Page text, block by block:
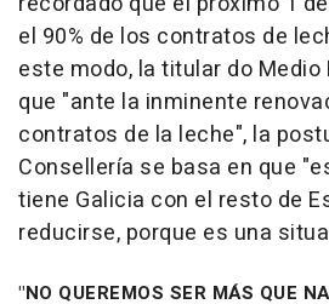
el 90% de los contratos de
este modo, la titular do Medio
que "ante la inminente
contratos de la leche", la
Consellería se basa en que
tiene Galicia con el resto de
reducirse, porque es una
"NO QUEREMOS SER MÁS QUE